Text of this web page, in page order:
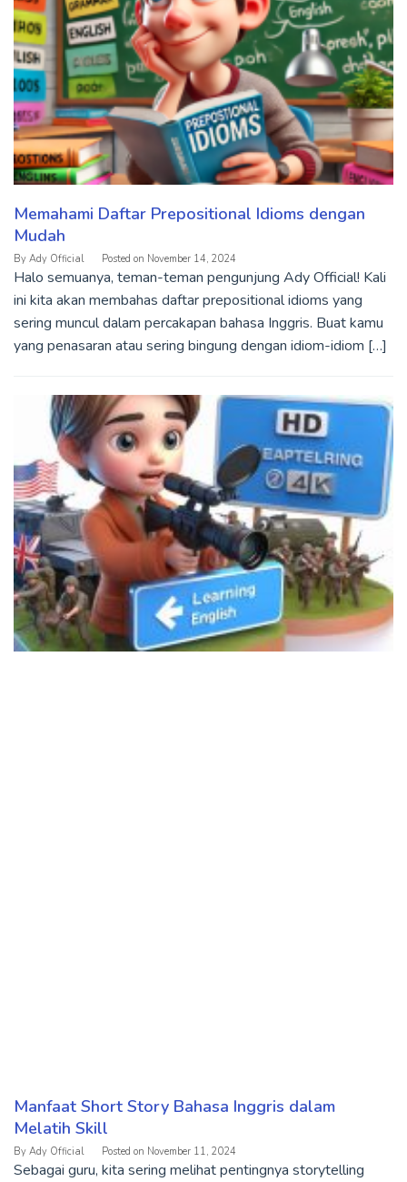
Memahami Daftar Prepositional Idioms dengan
Mudah
By Ady Official Posted on November 14, 2024
Halo semuanya, teman-teman pengunjung Ady Official! Kali
ini kita akan membahas daftar prepositional idioms yang
sering muncul dalam percakapan bahasa Inggris. Buat kamu
yang penasaran atau sering bingung dengan idiom-idiom […]
Manfaat Short Story Bahasa Inggris dalam
Melatih Skill
By Ady Official Posted on November 11, 2024
Sebagai guru, kita sering melihat pentingnya storytelling